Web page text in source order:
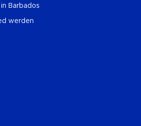
Barbados
werden